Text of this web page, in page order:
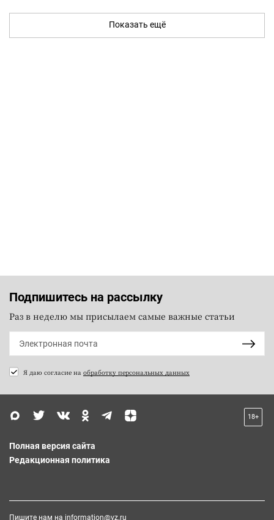
Показать ещё
Подпишитесь на рассылку
Раз в неделю мы присылаем самые важные статьи
Я даю согласие на обработку персональных данных
18+
Полная версия сайта
Редакционная политика
Пишите нам на information@vz.ru